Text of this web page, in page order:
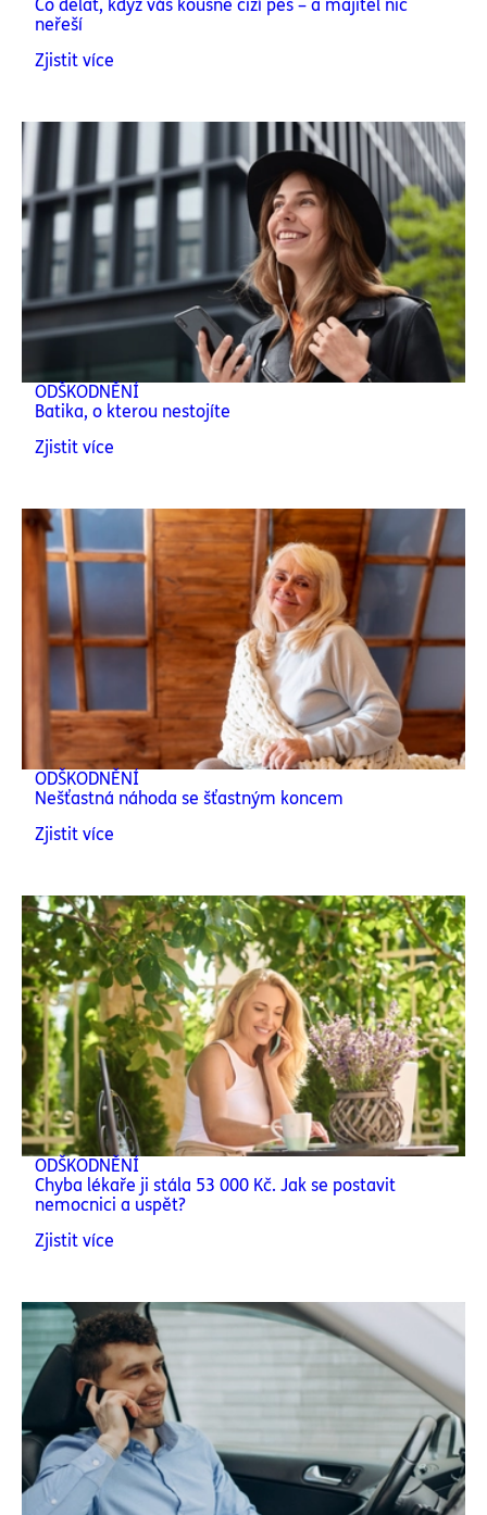
Co dělat, když vás kousne cizí pes – a majitel nic
neřeší
Zjistit více
ODŠKODNĚNÍ
Batika, o kterou nestojíte
Zjistit více
ODŠKODNĚNÍ
Nešťastná náhoda se šťastným koncem
Zjistit více
ODŠKODNĚNÍ
Chyba lékaře ji stála 53 000 Kč. Jak se postavit
nemocnici a uspět?
Zjistit více